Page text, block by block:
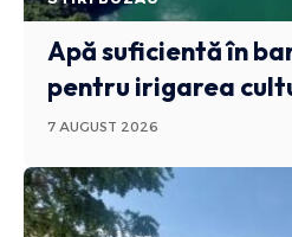
Apă suficientă în
pentru irigarea
7 AUGUST 2026